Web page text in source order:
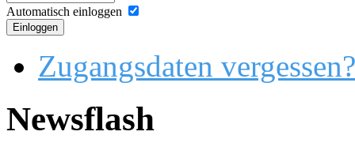
Automatisch einloggen
Einloggen
Zugangsdaten vergessen?
Newsflash